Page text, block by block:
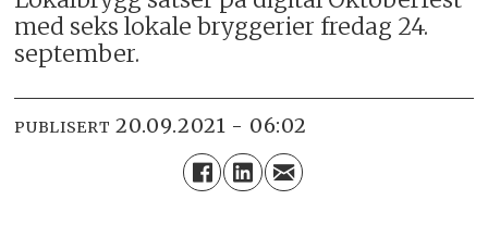
med seks lokale bryggerier fredag 24.
september.
PUBLISERT 20.09.2021 - 06:02